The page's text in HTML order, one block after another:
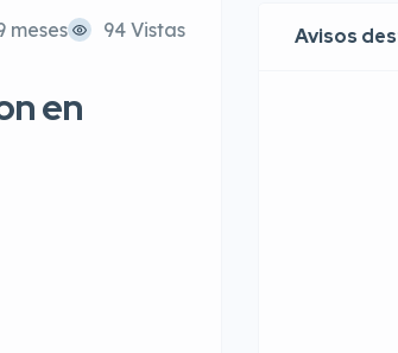
meses 94 Vistas
en
Avisos